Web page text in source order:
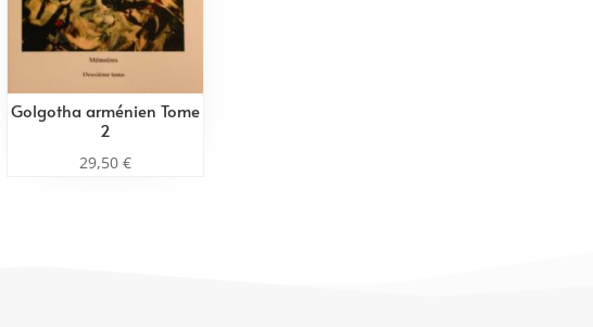
Golgotha arménien Tome
2
29,50 €